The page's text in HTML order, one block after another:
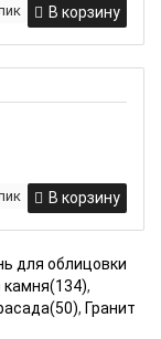
В корзину
В корзину
для облицовки
камня(134),
, Гранит